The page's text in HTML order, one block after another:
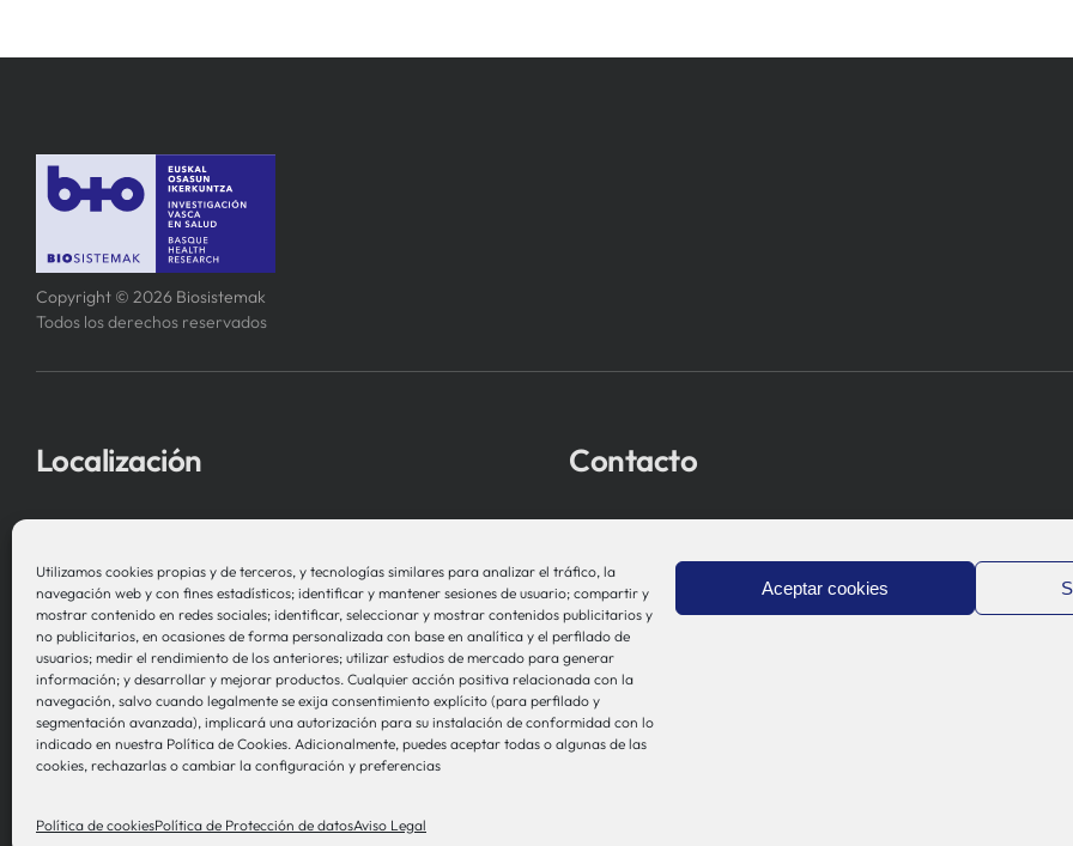
Utilizamos cookies propias y de terceros, y tecnologías similares para analizar el tráfico, la
navegación web y con fines estadísticos; identificar y mantener sesiones de usuario; compartir y
mostrar contenido en redes sociales; identificar, seleccionar y mostrar contenidos publicitarios y
no publicitarios, en ocasiones de forma personalizada con base en analítica y el perfilado de
usuarios; medir el rendimiento de los anteriores; utilizar estudios de mercado para generar
información; y desarrollar y mejorar productos. Cualquier acción positiva relacionada con la
navegación, salvo cuando legalmente se exija consentimiento explícito (para perfilado y
segmentación avanzada), implicará una autorización para su instalación de conformidad con lo
indicado en nuestra Política de Cookies. Adicionalmente, puedes aceptar todas o algunas de las
cookies, rechazarlas o cambiar la configuración y preferencias
Aceptar cookies
Política de cookiesPolítica de Protección de datosAviso Legal
Copyright © 2026 Biosistemak
Todos los derechos reservados
Localización
en Sistemas de Salud – Biosistemak
B Accelerator Tower (BAT) Gran Vía, 1
48001 Bilbao (Bizkaia)
Contacto
944 00 77 90